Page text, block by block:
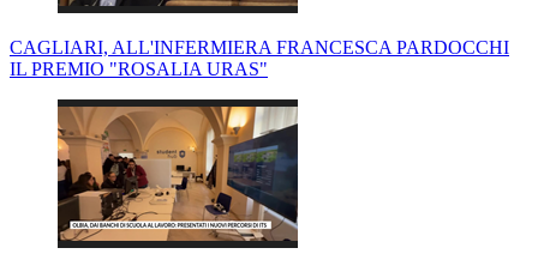
CAGLIARI, ALL'INFERMIERA FRANCESCA PARDOCCHI
IL PREMIO "ROSALIA URAS"